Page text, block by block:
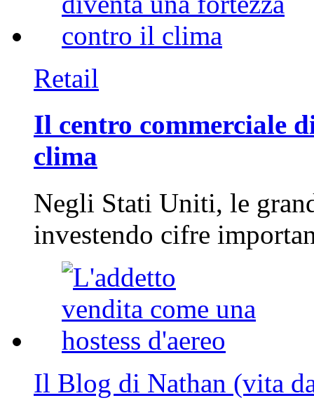
Retail
Il centro commerciale
clima
Negli Stati Uniti, le
investendo cifre
Il Blog di Nathan (vita